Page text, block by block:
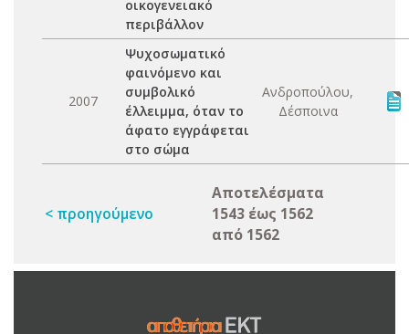
οικογενειακό
περιβάλλον
2007
Ψυχοσωματικό
φαινόμενο και
συμβολικό
έλλειμμα, όταν το
άφατο εγγράφεται
στο σώμα
Ανδροπούλου,
Δέσποινα
< προηγούμενο
Αποτελέσματα
1543 έως 1562
από 1562